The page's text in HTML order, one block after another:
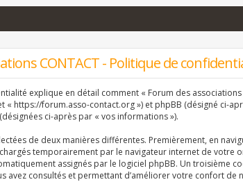
CONTACT - Politique de
explique en détail comment « Forum des
« https://forum.asso-contact.org ») et phpBB (désigné ci-
ci-après par « vos informations »).
de deux manières différentes. Premièrement, en
temporairement par le navigateur internet de votre
assignés par le logiciel phpBB. Un troisième
avez consultés et permettant d’améliorer votre confort de